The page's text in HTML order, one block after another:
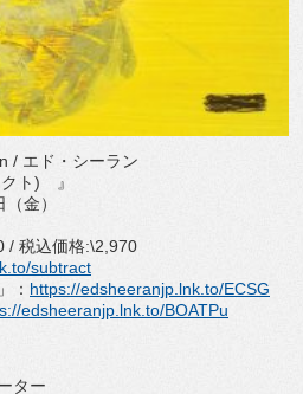
/ エド・シーラン
ト) 』
金）
/ 税込価格:\2,970
subtract
」： https://edsheeranjp. lnk.to/ECSG
edsheeranjp.lnk.to/BOATPu
ター